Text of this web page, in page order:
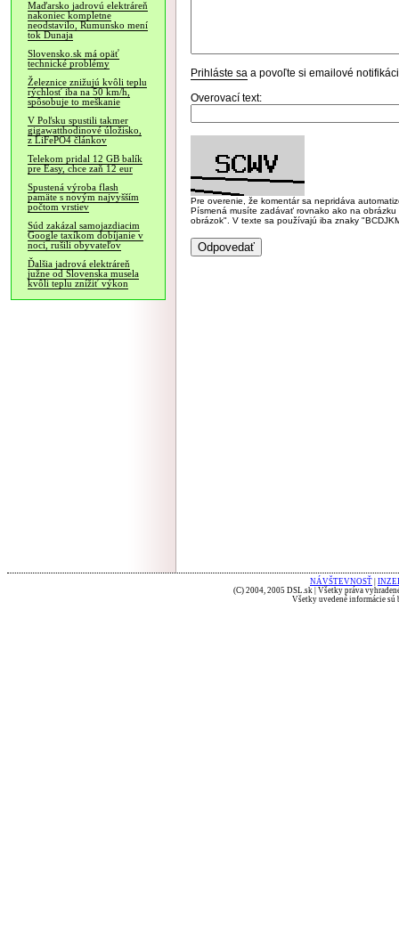
Maďarsko jadrovú elektráreň
nakoniec kompletne
neodstavilo, Rumunsko mení
tok Dunaja
Slovensko.sk má opäť
technické problémy
Železnice znižujú kvôli teplu
rýchlosť iba na 50 km/h,
spôsobuje to meškanie
V Poľsku spustili takmer
gigawatthodinové úložisko,
z LiFePO4 článkov
Telekom pridal 12 GB balík
pre Easy, chce zaň 12 eur
Spustená výroba flash
pamäte s novým najvyšším
počtom vrstiev
Súd zakázal samojazdiacim
Google taxíkom dobíjanie v
noci, rušili obyvateľov
Ďalšia jadrová elektráreň
južne od Slovenska musela
kvôli teplu znížiť výkon
Prihláste sa a povoľte si emailové
Overovací text:
Pre overenie, že komentár sa nepridáva
Písmená musíte zadávať rovnako ako na
obrázok". V texte sa používajú iba znaky
NÁVŠTEVNOSŤ
(C) 2004, 2005 DSL.sk | Všetky práva
Všetky uvedené informácie sú